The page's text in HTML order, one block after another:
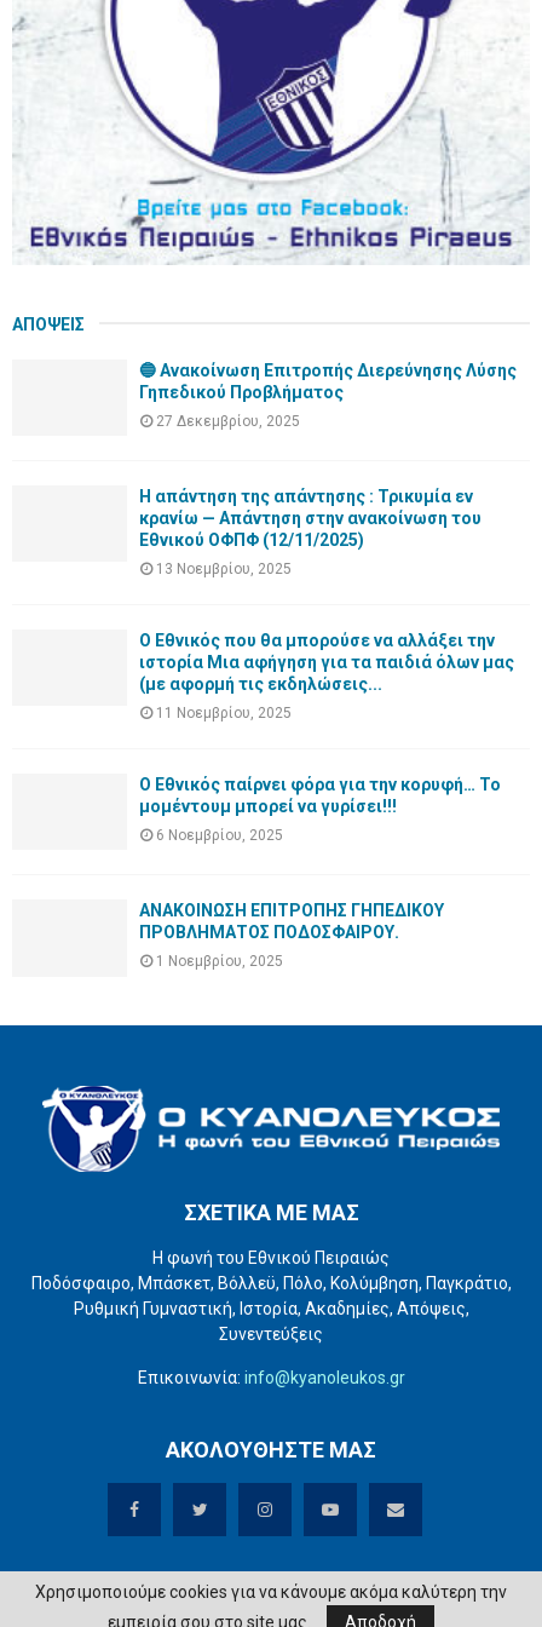
H
ΑΠΟΨΕΙΣ
🔵 Ανακοίνωση Επιτροπής Διερεύνησης Λύσης
Γηπεδικού Προβλήματος
27 Δεκεμβρίου, 2025
Η απάντηση της απάντησης : Τρικυμία εν
κρανίω — Απάντηση στην ανακοίνωση του
Εθνικού ΟΦΠΦ (12/11/2025)
13 Νοεμβρίου, 2025
Ο Εθνικός που θα μπορούσε να αλλάξει την
ιστορία Μια αφήγηση για τα παιδιά όλων μας
(με αφορμή τις εκδηλώσεις...
11 Νοεμβρίου, 2025
Ο Εθνικός παίρνει φόρα για την κορυφή… Το
μομέντουμ μπορεί να γυρίσει!!!
6 Νοεμβρίου, 2025
ΑΝΑΚΟΙΝΩΣΗ ΕΠΙΤΡΟΠΗΣ ΓΗΠΕΔΙΚΟΥ
ΠΡΟΒΛΗΜΑΤΟΣ ΠΟΔΟΣΦΑΙΡΟΥ.
1 Νοεμβρίου, 2025
ΣΧΕΤΙΚΑ ΜΕ ΜΑΣ
Η φωνή του Εθνικού Πειραιώς
Ποδόσφαιρο, Μπάσκετ, Βόλλεϋ, Πόλο, Κολύμβηση, Παγκράτιο,
Ρυθμική Γυμναστική, Ιστορία, Ακαδημίες, Απόψεις,
Συνεντεύξεις
Επικοινωνία: info@kyanoleukos.gr
ΑΚΟΛΟΥΘΗΣΤΕ ΜΑΣ
Χρησιμοποιούμε cookies για να κάνουμε ακόμα καλύτερη την
εμπειρία σου στο site μας.
Αποδοχή